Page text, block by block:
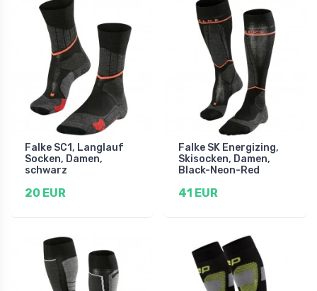
Falke SC1, Langlauf
Socken, Damen,
schwarz
20 EUR
Falke SK Energizing,
Skisocken, Damen,
Black-Neon-Red
41 EUR